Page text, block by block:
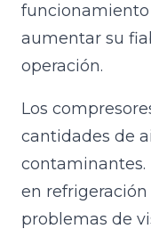
funcionamiento
aumentar su
operación.
Los
cantidades de
contaminantes.
en
problemas de